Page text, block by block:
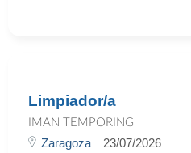
Limpiador/a
IMAN TEMPORING
Zaragoza 23/07/2026